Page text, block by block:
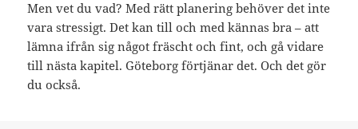
Men vet du vad? Med rätt planering behöver det inte
vara stressigt. Det kan till och med kännas bra – att
lämna ifrån sig något fräscht och fint, och gå vidare
till nästa kapitel. Göteborg förtjänar det. Och det gör
du också.